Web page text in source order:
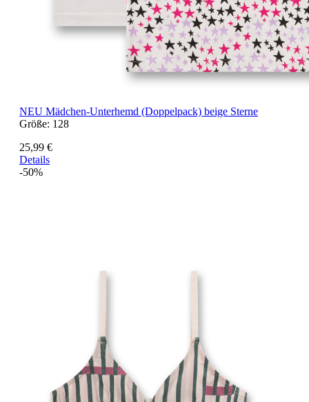
NEU Mädchen-Unterhemd (Doppelpack) beige Sterne
Größe: 128
25,99 €
Details
-50%